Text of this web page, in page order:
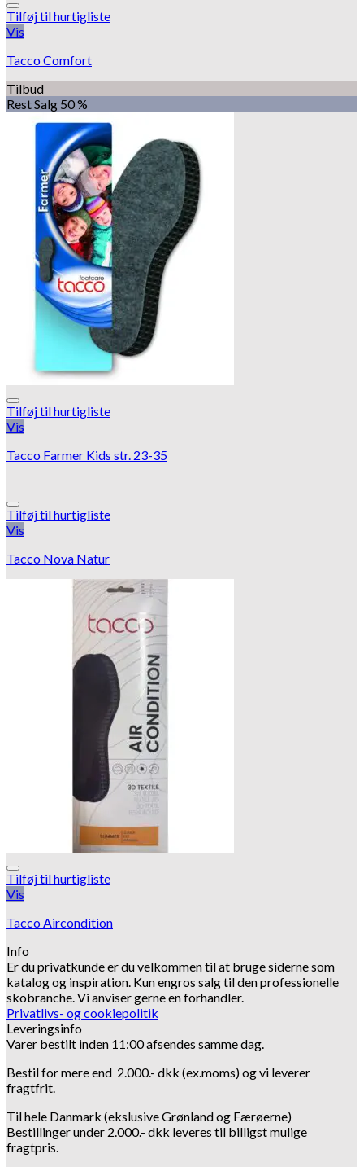
Tilføj til hurtigliste
Vis
Tacco Comfort
Tilbud
Rest Salg 50 %
Tilføj til hurtigliste
Vis
Tacco Farmer Kids str. 23-35
Tilføj til hurtigliste
Vis
Tacco Nova Natur
Tilføj til hurtigliste
Vis
Tacco Aircondition
Info
Er du privatkunde er du velkommen til at bruge siderne som
katalog og inspiration. Kun engros salg til den professionelle
skobranche.Vi anviser gerne en forhandler.
Privatlivs- og cookiepolitik
Leveringsinfo
Varer bestilt inden 11:00 afsendes samme dag.
Bestil for mere end 2.000.- dkk (ex.moms) og vi leverer
fragtfrit.
Til hele Danmark (ekslusive Grønland og Færøerne)
Bestillinger under 2.000.- dkk leveres til billigst mulige
fragtpris.